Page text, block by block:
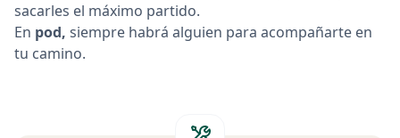
sacarles el máximo partido.
En pod, siempre habrá alguien para acompañarte en
tu camino.